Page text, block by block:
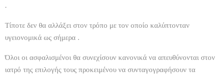
.
Τίποτε δεν θα αλλάξει στον τρόπο με τον οποίο καλύπτονταν
υγειονομικά ως σήμερα .
Όλοι οι ασφαλισμένοι θα συνεχίσουν κανονικά να απευθύνονται στον
ιατρό της επιλογής τους προκειμένου να συνταγογραφήσουν τα